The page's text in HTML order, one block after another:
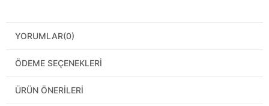
YORUMLAR(0)
ÖDEME SEÇENEKLERI
ÜRÜN ÖNERILERI